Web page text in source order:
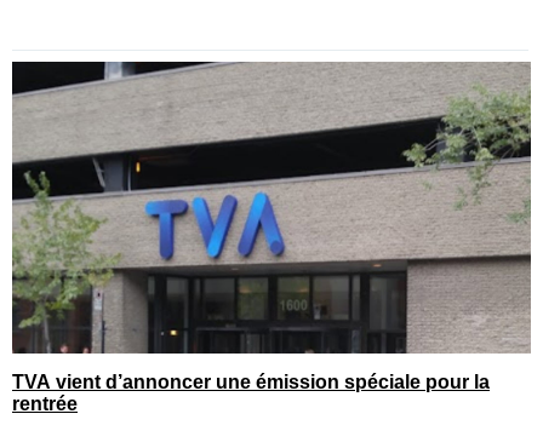
TVA vient d’annoncer une émission spéciale pour la
rentrée